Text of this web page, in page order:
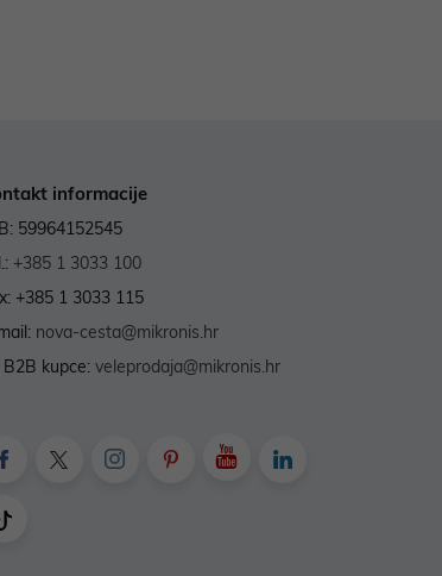
informacije
59964152545
+385 1 3033 100
+385 1 3033 115
nova-cesta@mikronis.hr
B2B kupce: veleprodaja@mikronis.hr